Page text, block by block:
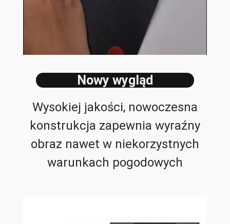
Nowy wygląd
Wysokiej jakości, nowoczesna
konstrukcja zapewnia wyraźny
obraz nawet w niekorzystnych
warunkach pogodowych